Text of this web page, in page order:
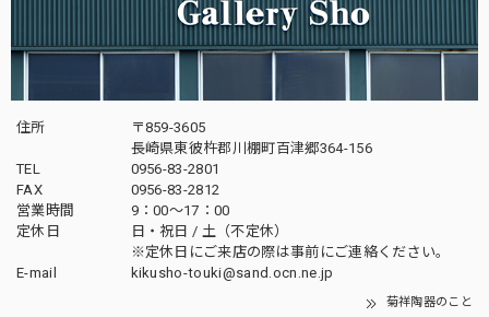
住所
〒859-3605
長崎県東彼杵郡川棚町百津郷364-156
TEL
0956-83-2801
FAX
0956-83-2812
営業時間
9：00～17：00
定休日
日・祝日 / 土（不定休）
※定休日にご来店の際は事前にご連絡ください。
E-mail
kikusho-touki@sand.ocn.ne.jp
菊祥陶器のこと